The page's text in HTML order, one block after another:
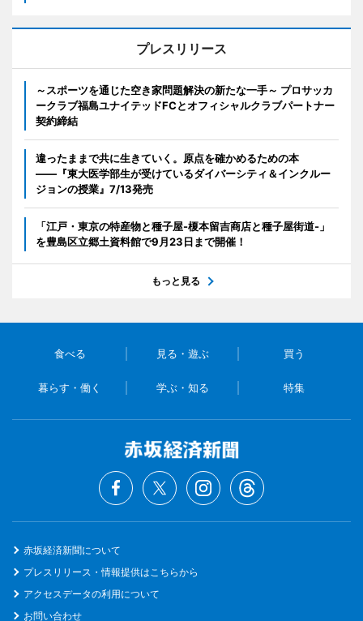
プレスリリース
～スポーツを通じた空き家問題解決の新たな一手～ プロサッカ
ークラブ福島ユナイテッドFCとオフィシャルクラブパートナー
契約締結
違ったままで共に生きていく。原点を確かめるための本
――『東大医学部生が受けているダイバーシティ＆インクルー
ジョンの授業』7/13発売
「江戸・東京の特産物と種子屋-榎本留吉商店と種子屋街道-」
を豊島区立郷土資料館で9月23日まで開催！
もっと見る
食べる 見る・遊ぶ 買う
暮らす・働く 学ぶ・知る 特集
赤坂経済新聞について
プレスリリース・情報提供はこちらから
アクセスデータの利用について
お問い合わせ